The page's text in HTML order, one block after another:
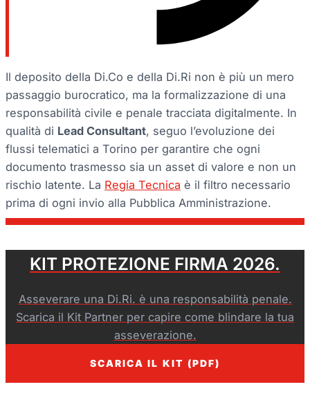
Il deposito della Di.Co e della Di.Ri non è più un mero
passaggio burocratico, ma la formalizzazione di una
responsabilità civile e penale tracciata digitalmente. In
qualità di Lead Consultant, seguo l’evoluzione dei
flussi telematici a Torino per garantire che ogni
documento trasmesso sia un asset di valore e non un
rischio latente. La Regia Tecnica è il filtro necessario
prima di ogni invio alla Pubblica Amministrazione.
KIT PROTEZIONE FIRMA 2026.
Asseverare una Di.Ri. è una responsabilità penale.
Scarica il Kit Partner per capire come blindare la tua
asseverazione.
SCARICA IL KIT (PDF)